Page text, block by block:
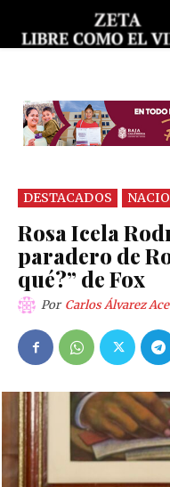
DESTACADOS
Rosa Icela
paradero de
qué?” de Fox
Por Carlos Álvarez